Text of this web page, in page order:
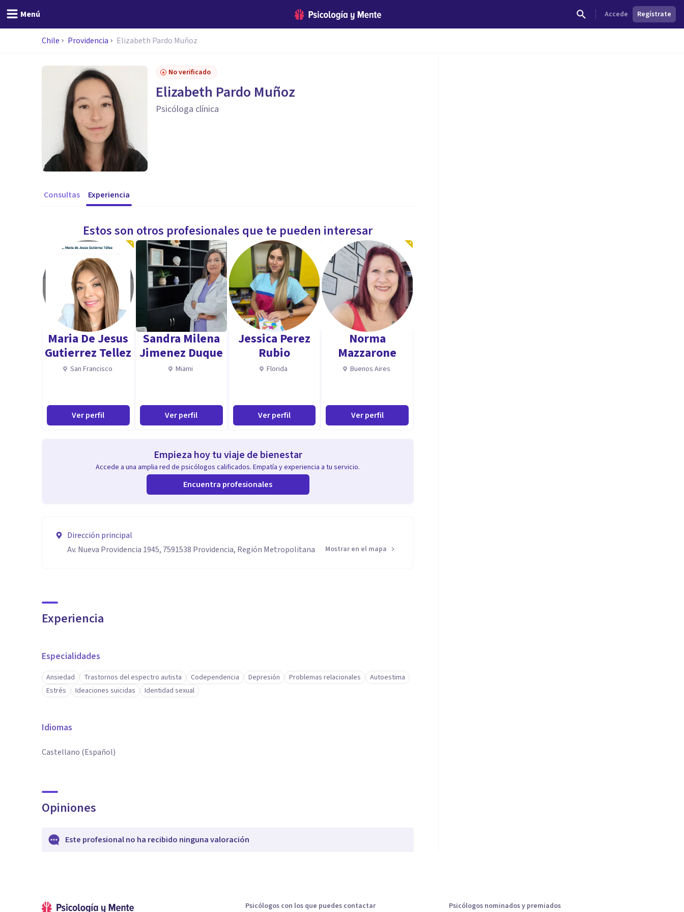
Menú Accede Regístrate
Chile Providencia Elizabeth Pardo Muñoz
No verificado
Elizabeth Pardo Muñoz
Psicóloga clínica
Consultas Experiencia
Estos son otros profesionales que te pueden interesar
Maria De Jesus
Gutierrez Tellez
San Francisco
Ver perfil
Sandra Milena
Jimenez Duque
Miami
Ver perfil
Jessica Perez
Rubio
Florida
Ver perfil
Norma
Mazzarone
Buenos Aires
Ver perfil
Empieza hoy tu viaje de bienestar
Accede a una amplia red de psicólogos calificados. Empatía y experiencia a tu servicio.
Encuentra profesionales
Dirección principal
Av. Nueva Providencia 1945, 7591538 Providencia, Región Metropolitana
Mostrar en el mapa
Experiencia
Especialidades
Ansiedad Trastornos del espectro autista Codependencia Depresión Problemas relacionales
Autoestima
Estrés
Ideaciones suicidas Identidad sexual
Idiomas
Castellano (Español)
Opiniones
Este profesional no ha recibido ninguna valoración
Psicólogos con los que puedes contactar Psicólogos nominados y premiados